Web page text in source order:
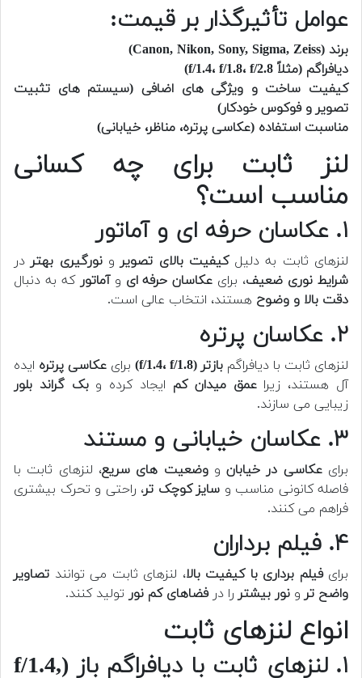
عوامل تأثیرگذار بر قیمت:
برند (Canon, Nikon, Sony, Sigma, Zeiss)
دیافراگم (مثلاً f/1.4، f/1.8، f/2.8)
کیفیت ساخت و ویژگی های اضافی (سیستم های تثبیت
تصویر و فوکوس خودکار)
مناسبت استفاده (عکاسی پرتره، مناظر، خیابانی)
لنز ثابت برای چه کسانی
مناسب است؟
۱. عکاسان حرفه ای و آماتور
لنزهای ثابت به دلیلکیفیت بالای تصویر ونورگیری بهتر در
شرایط نوری ضعیف، برای عکاسان حرفه ای وآماتور که به دنبال
دقت بالا و وضوح هستند، انتخاب عالی است.
۲. عکاسان پرتره
لنزهای ثابت با دیافراگم بازتر (f/1.4، f/1.8) برای عکاسی پرتره ایده
آل هستند، زیراعمق میدان کم ایجاد کرده وبک گراند بلور
زیبایی می سازند.
۳. عکاسان خیابانی و مستند
برایعکاسی در خیابانووضعیت های سریع، لنزهای ثابت با
فاصله کانونی مناسب و سایز کوچک تر، راحتی و تحرک بیشتری
فراهم می کنند.
۴. فیلم برداران
برایفیلم برداری با کیفیت بالا، لنزهای ثابت می توانند تصاویر
واضح تر و نور بیشتر را درفضاهای کم نور تولید کنند.
انواع لنزهای ثابت
۱. لنزهای ثابت با دیافراگم باز (f/1.4,